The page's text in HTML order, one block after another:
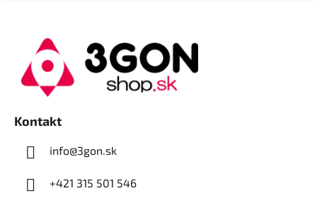
Kontakt
info@3gon.sk
+421 315 501 546